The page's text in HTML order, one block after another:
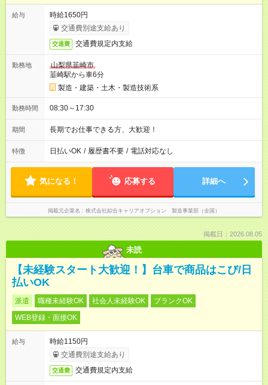
給与
時給1650円
交通費別途支給あり
交通費 交通費規定内支給
勤務地
山梨県韮崎市
韮崎駅から車6分
製造・建築・土木・製造技術系
勤務時間 08:30～17:30
期間 長期でお仕事できる方、大歓迎！
特徴 日払いOK / 履歴書不要 / 電話対応なし
気になる！ 応募する 詳細へ
掲載元企業名 株式会社綜合キャリアオプション 製造事業部（全国）
掲載日：2026.08.05
未読
【未経験スタート大歓迎！】台車で商品はこび/日
払いOK
派遣 職種未経験OK 社会人未経験OK
ブランクOK
WEB登録・面接OK
給与
時給1150円
交通費別途支給あり
交通費 交通費規定内支給